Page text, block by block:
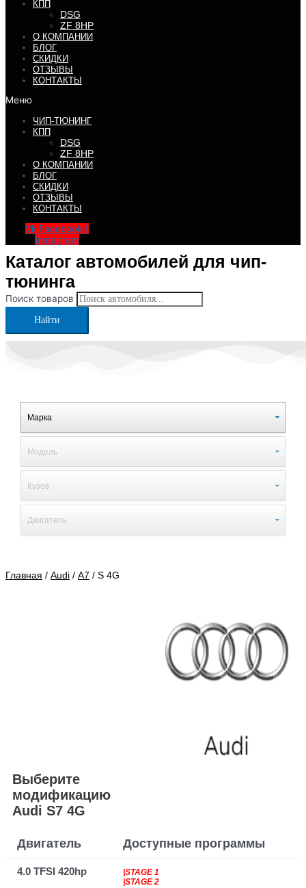
КПП
DSG
ZF 8HP
О КОМПАНИИ
БЛОГ
СКИДКИ
ОТЗЫВЫ
КОНТАКТЫ
Меню
ЧИП-ТЮНИНГ
КПП
DSG
ZF 8HP
О КОМПАНИИ
БЛОГ
СКИДКИ
ОТЗЫВЫ
КОНТАКТЫ
Vk Facebook-f
Instagram
Каталог автомобилей для чип-
тюнинга
Поиск товаров
Найти
Главная / Audi / A7 / S 4G
Выберите
модификацию
Audi S7 4G
Двигатель Доступные программы
4.0 TFSI 420hp
|STAGE 1
|STAGE 2